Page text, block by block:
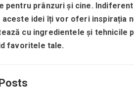
pentru prânzuri și cine.
aceste idei îți vor oferi inspirația
cu ingredientele și
favoritele tale.